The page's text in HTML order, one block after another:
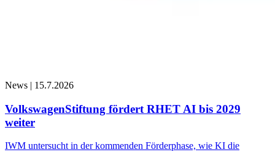
News | 15.7.2026
VolkswagenStiftung fördert RHET AI bis 2029
weiter
IWM untersucht in der kommenden Förderphase, wie KI die